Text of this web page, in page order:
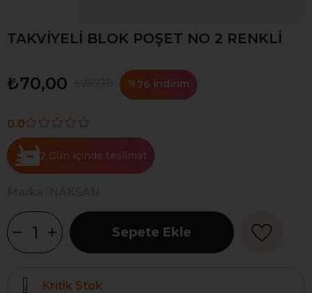
TAKVİYELİ BLOK POŞET NO 2 RENKLİ
₺70,00 %76 İndirim
0.0
2 Gün
Kritik Stok